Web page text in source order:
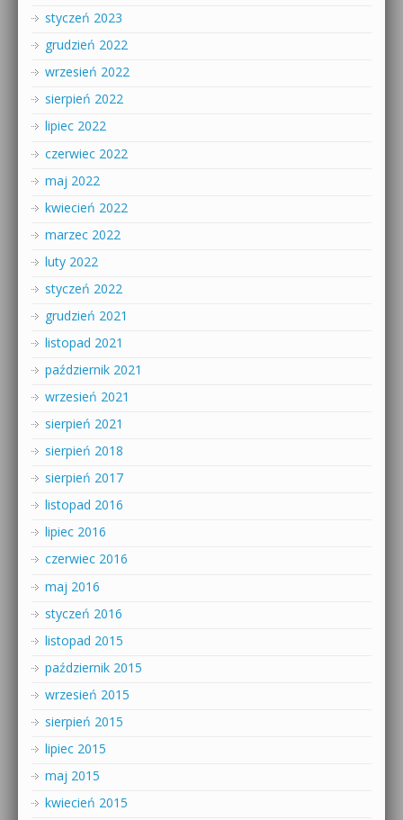
styczeń 2023
grudzień 2022
wrzesień 2022
sierpień 2022
lipiec 2022
czerwiec 2022
maj 2022
kwiecień 2022
marzec 2022
luty 2022
styczeń 2022
grudzień 2021
listopad 2021
październik 2021
wrzesień 2021
sierpień 2021
sierpień 2018
sierpień 2017
listopad 2016
lipiec 2016
czerwiec 2016
maj 2016
styczeń 2016
listopad 2015
październik 2015
wrzesień 2015
sierpień 2015
lipiec 2015
maj 2015
kwiecień 2015